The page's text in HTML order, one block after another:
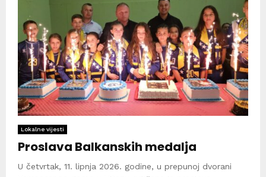
Lokalne vijesti
Proslava Balkanskih medalja
U četvrtak, 11. lipnja 2026. godine, u prepunoj dvorani